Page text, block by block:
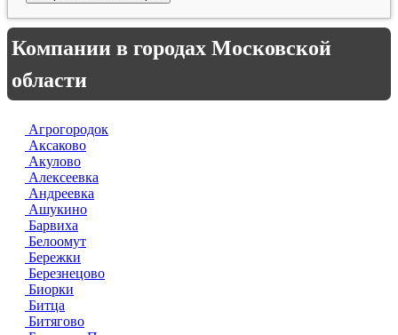
Компании в городах Московской
области
Агрогородок
Аксаково
Акулово
Алексеевка
Андреевка
Ашукино
Барвиха
Белоомут
Бережки
Березнецово
Биорки
Битца
Битягово